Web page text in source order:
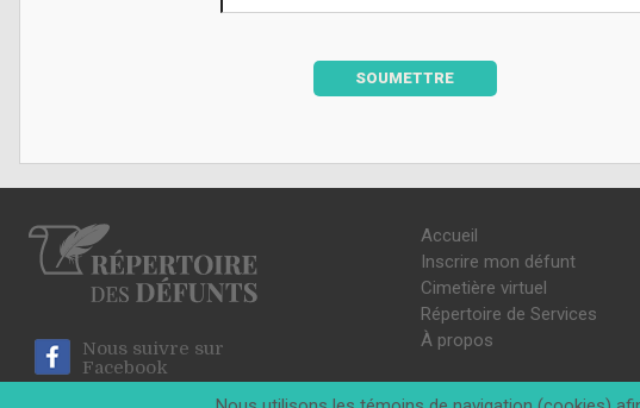
SOUMETTRE
Nous suivre sur
Facebook
Accueil
Inscrire mon défunt
Cimetière virtuel
Répertoire de Services
À propos